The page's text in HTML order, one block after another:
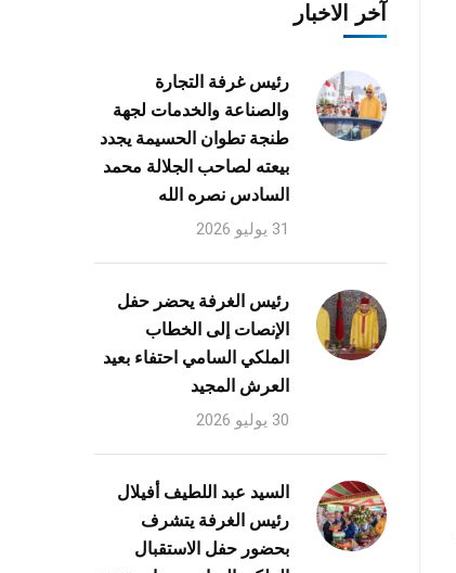
آخر الاخبار
رئيس غرفة التجارة
والصناعة والخدمات لجهة
طنجة تطوان الحسيمة يجدد
بيعته لصاحب الجلالة محمد
السادس نصره الله
31 يوليو 2026
رئيس الغرفة يحضر حفل
الإنصات إلى الخطاب
الملكي السامي احتفاء بعيد
العرش المجيد
30 يوليو 2026
السيد عبد اللطيف أفيلال
رئيس الغرفة يتشرف
بحضور حفل الاستقبال